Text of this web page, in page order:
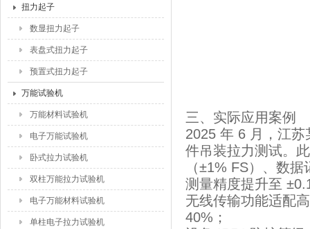
扭力起子
数显扭力起子
表盘式扭力起子
预置式扭力起子
万能试验机
万能材料试验机
电子万能试验机
卧式拉力试验机
双柱万能拉力试验机
电子万能材料试验机
单柱电子拉力试验机
三、实际应用案例
2025 年 6 月，江
件吊装拉力测试。
（±1% FS）、数
测量精度提升至
无线传输功能适配
40%；